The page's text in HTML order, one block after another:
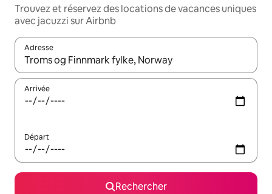
Trouvez et réservez des locations de vacances uniques
avec jacuzzi sur Airbnb
Adresse
Lorsque les résultats s'affichent, utilisez les flèches vers le
Arrivée
Départ
Rechercher